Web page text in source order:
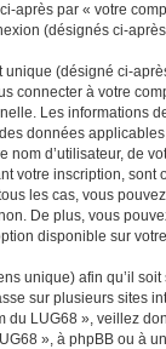
après par « votre
(désignés ci-
(désigné ci-
connecter à votre
Les informations
données
d’utilisateur, de
votre inscription, sont
les cas, vous
De plus, vous
disponible sur
unique) afin qu’il
sur plusieurs sites
du LUG68 », veillez
», à phpBB ou à